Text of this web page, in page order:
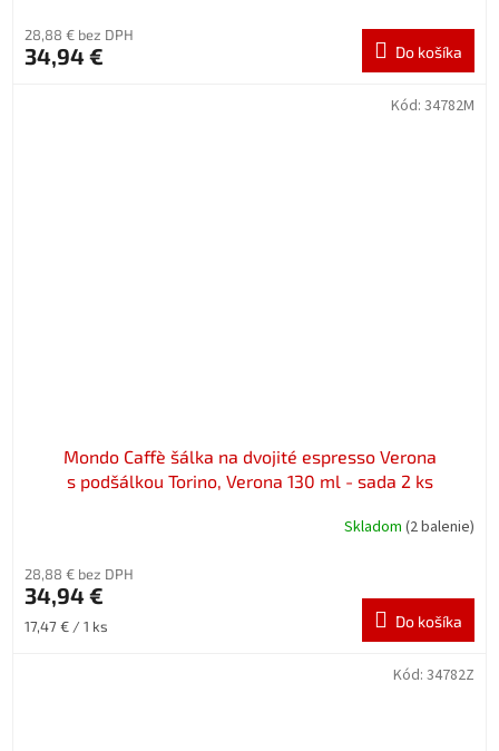
28,88 € bez DPH
34,94 € Do košíka
Mondo Caffè šálka na dvojité espresso Verona
s podšálkou Torino, Verona 130 ml - sada 2 ks
Skladom (2 balenie)
28,88 € bez DPH
34,94 €
Jednotková
17,47 € / 1 ks Do košíka
Kód: 34782M
Kód: 34782Z